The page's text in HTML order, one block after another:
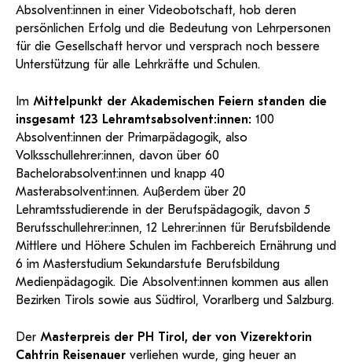
Absolvent:innen in einer Videobotschaft, hob deren
persönlichen Erfolg und die Bedeutung von Lehrpersonen
für die Gesellschaft hervor und versprach noch bessere
Unterstützung für alle Lehrkräfte und Schulen.
Im Mittelpunkt der Akademischen Feiern standen die
insgesamt 123 Lehramtsabsolvent:innen: 100
Absolvent:innen der Primarpädagogik, also
Volksschullehrer:innen, davon über 60
Bachelorabsolvent:innen und knapp 40
Masterabsolvent:innen. Außerdem über 20
Lehramtsstudierende in der Berufspädagogik, davon 5
Berufsschullehrer:innen, 12 Lehrer:innen für Berufsbildende
Mittlere und Höhere Schulen im Fachbereich Ernährung und
6 im Masterstudium Sekundarstufe Berufsbildung
Medienpädagogik. Die Absolvent:innen kommen aus allen
Bezirken Tirols sowie aus Südtirol, Vorarlberg und Salzburg.
Der Masterpreis der PH Tirol, der von Vizerektorin
Cahtrin Reisenauer verliehen wurde, ging heuer an